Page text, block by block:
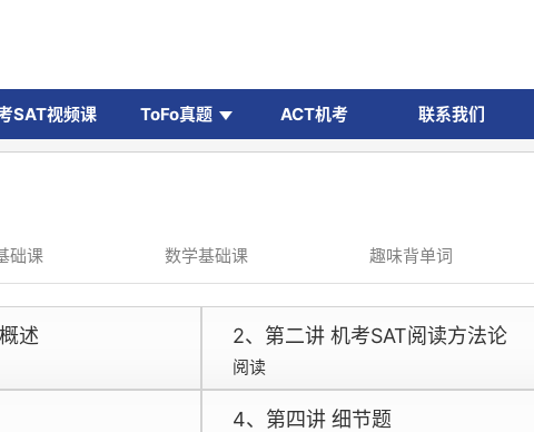
SAT视频课 ToFo真题 ACT机考 联系我们
础课 数学基础课 趣味背单词
述 2、第二讲 机考SAT阅读方法论
阅读
4、第四讲 细节题